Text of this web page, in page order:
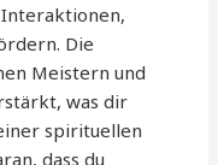
Die
Meistern und
was dir
spirituellen
dass du